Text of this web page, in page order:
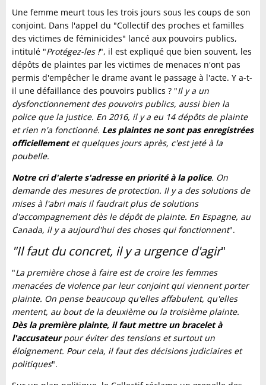
Une femme meurt tous les trois jours sous les coups de son
conjoint. Dans l'appel du "Collectif des proches et familles
des victimes de féminicides" lancé aux pouvoirs publics,
intitulé "Protégez-les !", il est expliqué que bien souvent, les
dépôts de plaintes par les victimes de menaces n'ont pas
permis d'empêcher le drame avant le passage à l'acte. Y a-t-
il une défaillance des pouvoirs publics ? "Il y a un
dysfonctionnement des pouvoirs publics, aussi bien la
police que la justice. En 2016, il y a eu 14 dépôts de plainte
et rien n'a fonctionné. Les plaintes ne sont pas enregistrées
officiellementet quelques jours après, c'est jeté à la
poubelle.
Notre cri d'alerte s'adresse en priorité à la police. On
demande des mesures de protection. Il y a des solutions de
mises à l'abri mais il faudrait plus de solutions
d'accompagnement dès le dépôt de plainte. En Espagne, au
Canada, il y a aujourd'hui des choses qui fonctionnent".
"Il faut du concret, il y a urgence d'agir"
"La première chose à faire est de croire les femmes
menacées de violence par leur conjoint qui viennent porter
plainte. On pense beaucoup qu'elles affabulent, qu'elles
mentent, au bout de la deuxième ou la troisième plainte.
Dès la première plainte, il faut mettre un bracelet à
l'accusateurpour éviter des tensions et surtout un
éloignement. Pour cela, il faut des décisions judiciaires et
politiques".